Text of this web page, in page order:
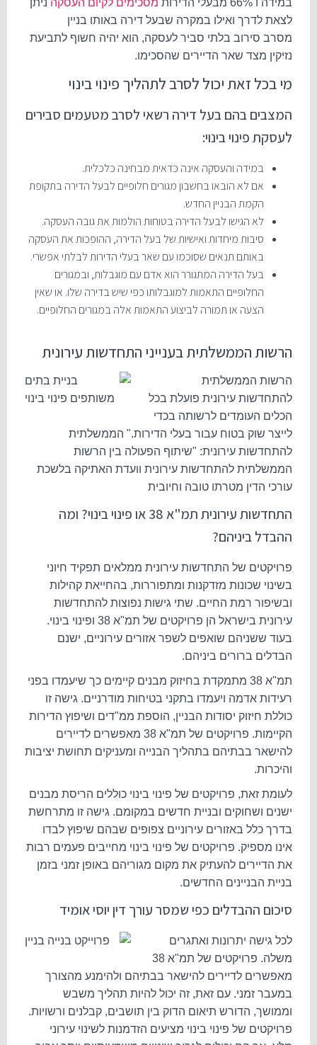
במידה ו 66% מבעלי הדירות מסכימים לקיום העסקה ניתן
לצאת לדרך ואילו במקרה שבעל דירה באותו בניין
מסרב סירוב בלתי סביר לעסקה, הוא יהיה חשוף לתביעת
נזיקין מצד שאר הדיירים שהסכימו.
מי בכל זאת יכול לסרב לתהליך פינוי בינוי
המצבים בהם בעל דירה רשאי לסרב מטעמים סבירים
לעסקת פינוי בינוי:
במידה והעסקה אינה כדאית מבחינה כלכלית.
אם לא הובאו בחשבון מגורים חלופיים לבעל הדירה בתקופת
הקמת הבניין החדש.
לא הגישו לבעל הדירה בטוחות הולמות את גובה העסקה.
סיבות מיחדות ואישיות של בעל הדירה, ההופכות את העסקה
באותם תנאים שסוכמו עם שאר בעלי הדירות לבלתי אפשרי.
בעל הדירה המתגורר הוא אדם עם מוגבלות, ובמגורים
החלופיים התאמות למוגבלותו כפי שיש בדירה שלו. או שאין
הצעה או תמורה לביצוע התאמות אלה במגורים החלופיים.
הרשות הממשלתית בענייני התחדשות עירונית
הרשות הממשלתית
להתחדשות עירונית פועלת בכל
הכלים העומדים לרשותה בכדי
לייצר שוק בטוח עבור בעלי הדירות." הממשלתית
להתחדשות עירונית: "שיתוף הפעולה בין הרשות
הממשלתית להתחדשות עירונית וועדת האתיקה בלשכת
עורכי הדין מטרתו טובה וחיובית
התחדשות עירונית תמ"א 38 או פינוי בינוי? ומה
ההבדל ביניהם?
פרויקטים של התחדשות עירונית ממלאים תפקיד חיוני
בשינוי שכונות מזדקנות ומתפוררות, בהחייאת קהילות
ובשיפור רמת החיים. שתי גישות נפוצות להתחדשות
עירונית בישראל הן פרויקטים של תמ"א 38 ופינוי בינוי.
בעוד ששניהם שואפים לשפר אזורים עירוניים, ישנם
הבדלים ברורים ביניהם.
תמ"א 38 מתמקדת בחיזוק מבנים קיימים כך שיעמדו בפני
רעידות אדמה ויעמדו בתקני בטיחות מודרניים. גישה זו
כוללת חיזוק יסודות הבניין, הוספת ממ"דים ושיפוץ הדירות
הקיימות. פרויקטים של תמ"א 38 מאפשרים לדיירים
להישאר בבתיהם בתהליך הבנייה ומעניקים תחושת יציבות
והיכרות.
לעומת זאת, פרויקטים של פינוי בינוי כוללים הריסת מבנים
ישנים ושחוקים ובניית חדשים במקומם. גישה זו מתרחשת
בדרך כלל באזורים עירוניים צפופים שבהם שיפוץ לבדו
אינו מספיק. פרויקטים של פינוי בינוי מחייבים פעמים רבות
את הדיירים להעתיק את מקום מגוריהם באופן זמני בזמן
בניית הבניינים החדשים.
סיכום ההבדלים כפי שמסר עורך דין יוסי אומיד
לכל גישה יתרונות ואתגרים
משלה. פרויקטים של תמ"א 38
מאפשרים לדיירים להישאר בבתיהם ולהימנע מהצורך
במעבר זמני. עם זאת, זה יכול להיות תהליך משבש
וממושך, הדורש תיאום הדוק בין תושבים, קבלנים ורשויות.
פרויקטים של פינוי בינוי מציעים הזדמנות לשינוי עירוני